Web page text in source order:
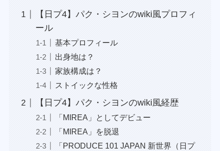
【日プ4】パク・シヨンのwiki風プロフィ
ール
基本プロフィール
出身地は？
家族構成は？
ストイックな性格
【日プ4】パク・シヨンのwiki風経歴
「MIREA」としてデビュー
「MIREA」を脱退
「PRODUCE 101 JAPAN 新世界（日プ